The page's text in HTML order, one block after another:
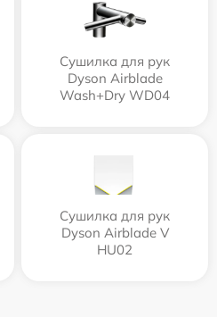
Сушилка для рук
Dyson Airblade
Wash+Dry WD04
Сушилка для рук
Dyson Airblade V
HU02